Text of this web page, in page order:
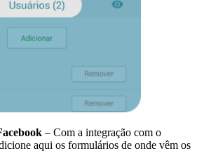
– Com a integração com o
aqui os formulários de onde vêm os